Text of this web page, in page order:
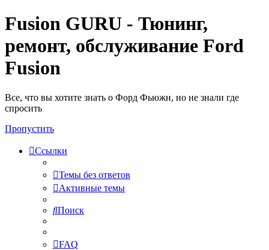
Fusion GURU - Тюнинг,
ремонт, обслуживание Ford
Fusion
Все, что вы хотите знать о Форд Фьюжн, но не знали где
спросить
Пропустить
Ссылки
Темы без ответов
Активные темы
Поиск
FAQ